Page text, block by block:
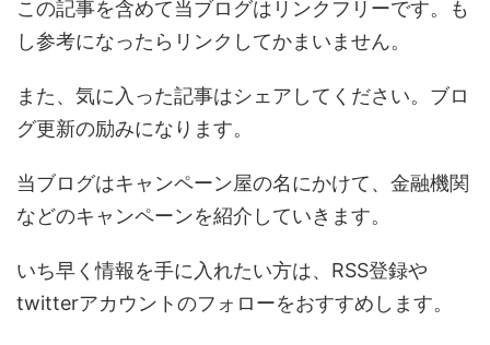
この記事を含めて当ブログはリンクフリーです。も
し参考になったらリンクしてかまいません。
また、気に入った記事はシェアしてください。ブロ
グ更新の励みになります。
当ブログはキャンペーン屋の名にかけて、金融機関
などのキャンペーンを紹介していきます。
いち早く情報を手に入れたい方は、RSS登録や
twitterアカウントのフォローをおすすめします。